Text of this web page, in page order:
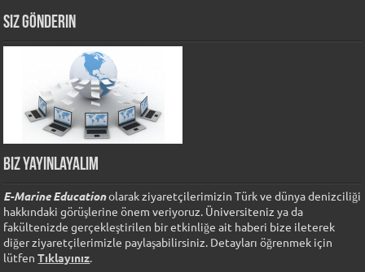
Siz Gönderin
Biz Yayınlayalım
E-Marine Educationolarak ziyaretçilerimizin Türk ve dünya denizciliği
hakkındaki görüşlerine önem veriyoruz. Üniversiteniz ya da
fakültenizde gerçekleştirilen bir etkinliğe ait haberi bize ileterek
diğer ziyaretçilerimizle paylaşabilirsiniz. Detayları öğrenmek için
lütfenTıklayınız.